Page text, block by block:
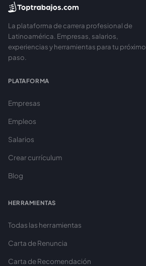
La plataforma de carrera profesional de
Latinoamérica. Empresas, salarios,
experiencias y herramientas para tu próximo
paso.
PLATAFORMA
Empresas
Empleos
Salarios
Crear currículum
Blog
HERRAMIENTAS
Todas las herramientas
Carta de Renuncia
Carta de Recomendación